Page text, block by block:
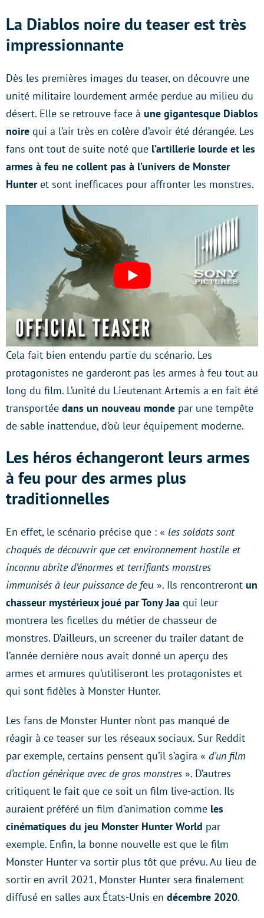
La Diablos noire du teaser est très
impressionnante
Dès les premières images du teaser, on découvre une
unité militaire lourdement armée perdue au milieu du
désert. Elle se retrouve face à une gigantesque Diablos
noire qui a l’air très en colère d’avoir été dérangée. Les
fans ont tout de suite noté que l’artillerie lourde et les
armes à feu ne collent pas à l’univers de Monster
Hunteret sont inefficaces pour affronter les monstres.
Cela fait bien entendu partie du scénario. Les
protagonistes ne garderont pas les armes à feu tout au
long du film. L’unité du Lieutenant Artemis a en fait été
transportée dans un nouveau monde par une tempête
de sable inattendue, d’où leur équipement moderne.
Les héros échangeront leurs armes
à feu pour des armes plus
traditionnelles
En effet, le scénario précise que : « les soldats sont
choqués de découvrir que cet environnement hostile et
inconnu abrite d’énormes et terrifiants monstres
immunisés à leur puissance de feu ». Ils rencontreront un
chasseur mystérieux joué par Tony Jaa qui leur
montrera les ficelles du métier de chasseur de
monstres. D’ailleurs, un screener du trailer datant de
l’année dernière nous avait donné un aperçu des
armes et armures qu’utiliseront les protagonistes et
qui sont fidèles à Monster Hunter.
Les fans de Monster Hunter n’ont pas manqué de
réagir à ce teaser sur les réseaux sociaux. Sur Reddit
par exemple, certains pensent qu’il s’agira « d’un film
d’action générique avec de gros monstres ». D’autres
critiquent le fait que ce soit un film live-action. Ils
auraient préféré un film d’animation comme les
cinématiques du jeu Monster Hunter World par
exemple. Enfin, la bonne nouvelle est que le film
Monster Hunter va sortir plus tôt que prévu. Au lieu de
sortir en avril 2021, Monster Hunter sera finalement
diffusé en salles aux États-Unis en décembre 2020.